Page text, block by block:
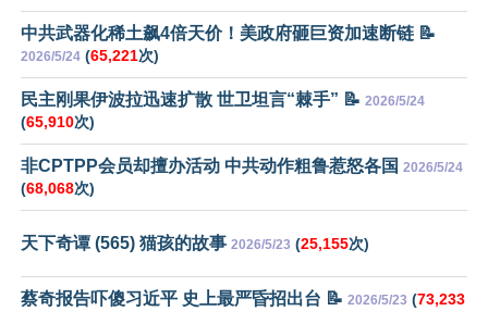
中共武器化稀土飙4倍天价！美政府砸巨资加速断链 📝
2026/5/24 (65,221次)
民主刚果伊波拉迅速扩散 世卫坦言“棘手” 📝 2026/5/24
(65,910次)
非CPTPP会员却擅办活动 中共动作粗鲁惹怒各国 2026/5/24
(68,068次)
天下奇谭 (565) 猫孩的故事 2026/5/23 (25,155次)
蔡奇报告吓傻习近平 史上最严昏招出台 📝 2026/5/23 (73,233